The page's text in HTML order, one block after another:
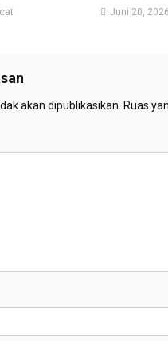
Juni 20, 2026
akan dipublikasikan. Ruas